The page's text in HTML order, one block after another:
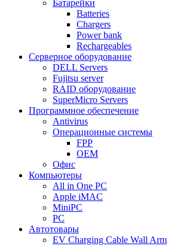
Батарейки
Batteries
Chargers
Power bank
Rechargeables
Серверное оборудование
DELL Servers
Fujitsu server
RAID оборудование
SuperMicro Servers
Программное обеспечение
Antivirus
Операционные системы
FPP
OEM
Офис
Компьютеры
All in One PC
Apple iMAC
MiniPC
PC
Автотовары
EV Charging Cable Wall Arm